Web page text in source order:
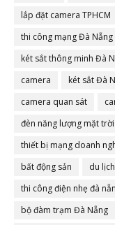
lắp đặt camera TPHCM
thi công mạng Đà Nẵng
két sắt thông minh Đà
camera
két sắt Đà
camera quan sát
đèn năng lượng mặt
thiết bị mạng doanh
bất động sản
du
thi công điện nhẹ đà
bộ đàm trạm Đà Nẵng